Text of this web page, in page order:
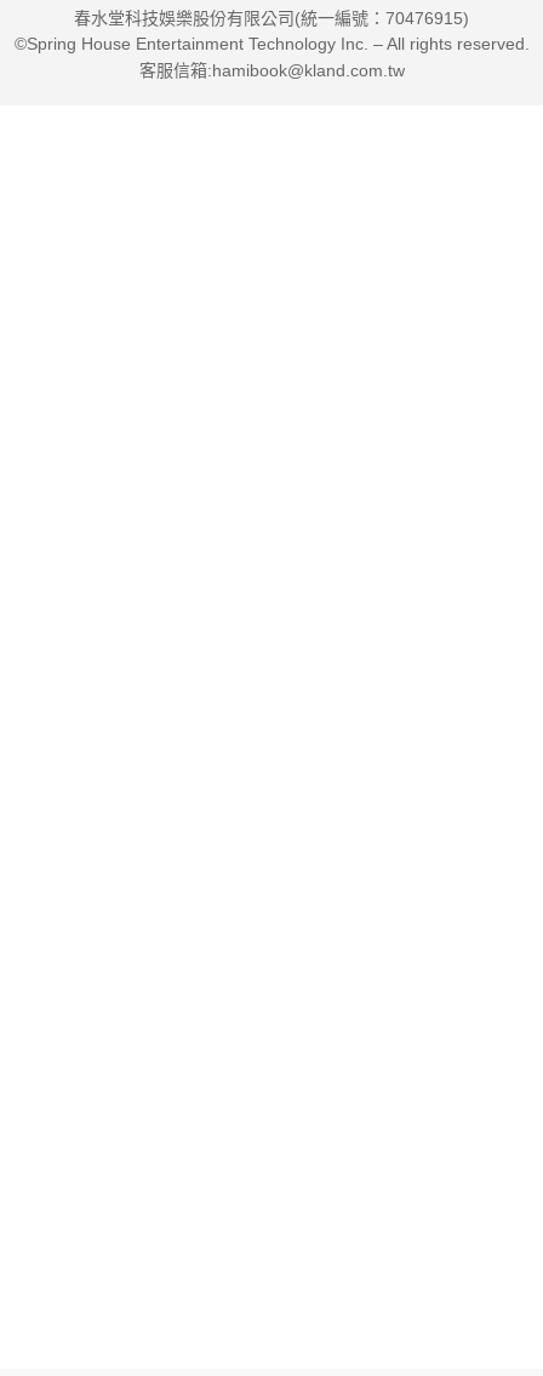
春水堂科技娛樂股份有限公司(統一編號：70476915)
©Spring House Entertainment Technology Inc. – All rights reserved.
客服信箱:hamibook@kland.com.tw